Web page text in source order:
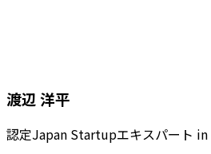
渡辺 洋平
認定Japan Startupエキスパート in